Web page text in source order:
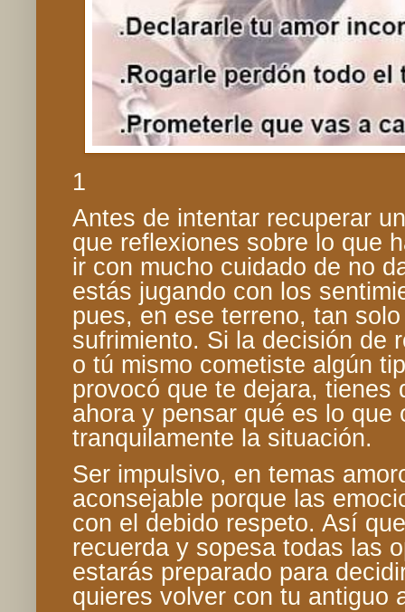
1
Antes de intentar recuperar
que reflexiones sobre lo que
ir con mucho cuidado de no
estás jugando con los
pues, en ese terreno, tan
sufrimiento. Si la decisión de
o tú mismo cometiste algún
provocó que te dejara, tienes
ahora y pensar qué es lo que
tranquilamente la situación.
Ser impulsivo, en temas
aconsejable porque las
con el debido respeto. Así
recuerda y sopesa todas las
estarás preparado para
quieres volver con tu antiguo